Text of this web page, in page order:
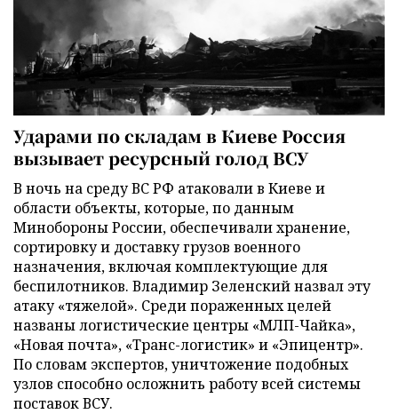
Ударами по складам в Киеве Россия
вызывает ресурсный голод ВСУ
В ночь на среду ВС РФ атаковали в Киеве и
области объекты, которые, по данным
Минобороны России, обеспечивали хранение,
сортировку и доставку грузов военного
назначения, включая комплектующие для
беспилотников. Владимир Зеленский назвал эту
атаку «тяжелой». Среди пораженных целей
названы логистические центры «МЛП-Чайка»,
«Новая почта», «Транс-логистик» и «Эпицентр».
По словам экспертов, уничтожение подобных
узлов способно осложнить работу всей системы
поставок ВСУ.